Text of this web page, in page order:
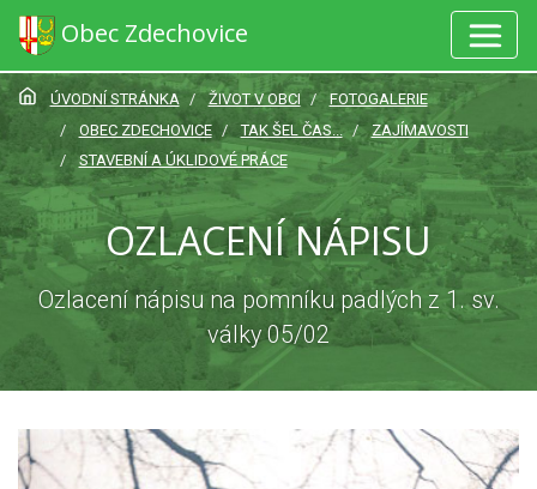
Obec Zdechovice
ÚVODNÍ STRÁNKA ŽIVOT V OBCI
FOTOGALERIE
OBEC ZDECHOVICE
TAK ŠEL ČAS...
ZAJÍMAVOSTI
STAVEBNÍ A ÚKLIDOVÉ PRÁCE
OZLACENÍ NÁPISU
Ozlacení nápisu na pomníku padlých z 1. sv.
války 05/02